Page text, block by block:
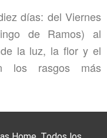
días: del Viernes
de Ramos) al
la luz, la flor y el
los rasgos más